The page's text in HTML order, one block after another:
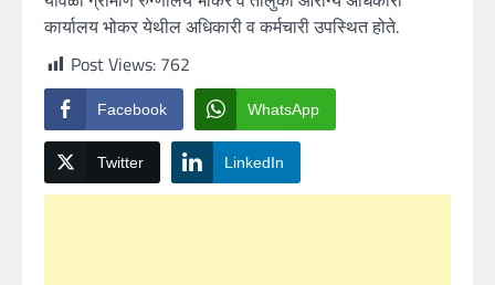
कार्यालय भोकर येथील अधिकारी व कर्मचारी उपस्थित होते.
Post Views: 762
Facebook WhatsApp
Twitter LinkedIn